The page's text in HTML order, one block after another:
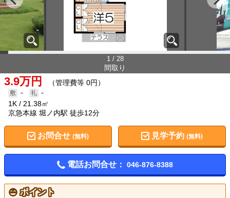
1 / 28
間取り
3.9万円 （管理費等 0円）
-
-
1K
21.38㎡
京急本線 堀ノ内駅 徒歩12分
お問合せ (無料) 見学予約(無料)
電話お問合せ： 046-876-8388
ポイント